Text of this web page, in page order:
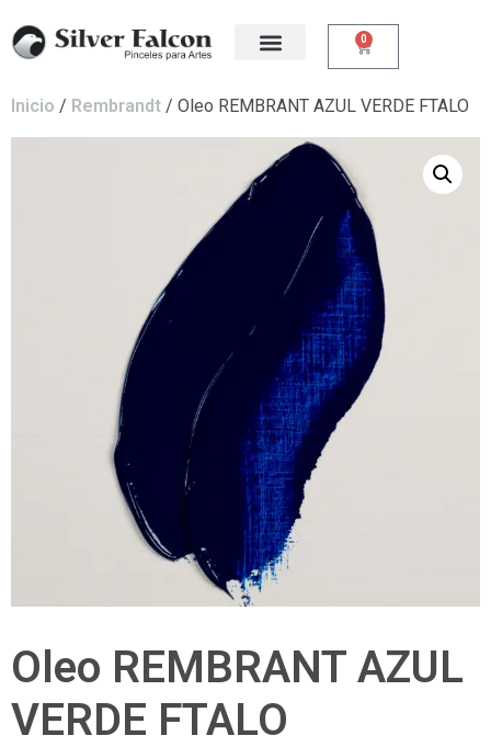
0
Inicio / Rembrandt / Oleo REMBRANT AZUL VERDE FTALO
Oleo REMBRANT AZUL
VERDE FTALO